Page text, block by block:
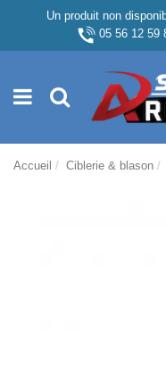
Un produit non
05 56 12 59
Accueil Ciblerie & blason